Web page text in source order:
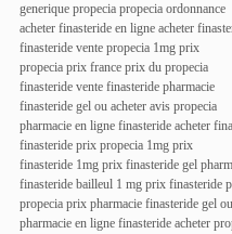
generique propecia propecia ordonnance
acheter finasteride en ligne acheter
finasteride vente propecia 1mg prix
propecia prix france prix du propecia
finasteride vente finasteride pharmacie
finasteride gel ou acheter avis propecia
pharmacie en ligne finasteride acheter
finasteride prix propecia 1mg prix
finasteride 1mg prix finasteride gel
finasteride bailleul 1 mg prix finasteride
propecia prix pharmacie finasteride gel
pharmacie en ligne finasteride acheter